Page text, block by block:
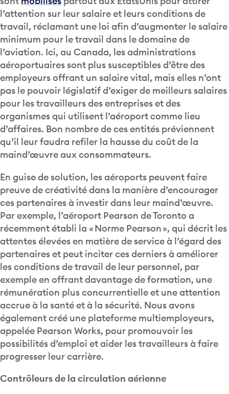
l’attention sur leur salaire et leurs conditions de
travail, réclamant une loi afin d’augmenter le salaire
minimum pour le travail dans le domaine de
l’aviation. Ici, au Canada, les administrations
aéroportuaires sont plus susceptibles d’être des
employeurs offrant un salaire vital, mais elles n’ont
pas le pouvoir législatif d’exiger de meilleurs salaires
pour les travailleurs des entreprises et des
organismes qui utilisent l’aéroport comme lieu
d’affaires. Bon nombre de ces entités préviennent
qu’il leur faudra refiler la hausse du coût de la
maind’œuvre aux consommateurs.
En guise de solution, les aéroports peuvent faire
preuve de créativité dans la manière d’encourager
ces partenaires à investir dans leur maind’œuvre.
Par exemple, l’aéroport Pearson de Toronto a
récemment établi la « Norme Pearson », qui décrit les
attentes élevées en matière de service à l’égard des
partenaires et peut inciter ces derniers à améliorer
les conditions de travail de leur personnel, par
exemple en offrant davantage de formation, une
rémunération plus concurrentielle et une attention
accrue à la santé et à la sécurité. Nous avons
également créé une plateforme multiemployeurs,
appelée Pearson Works, pour promouvoir les
possibilités d’emploi et aider les travailleurs à faire
progresser leur carrière.
Contrôleurs de la circulation aérienne